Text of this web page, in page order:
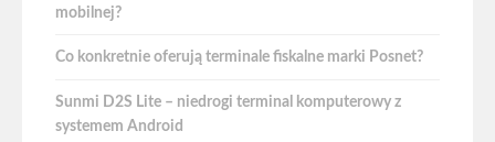
mobilnej?
Co konkretnie oferują terminale fiskalne marki Posnet?
Sunmi D2S Lite – niedrogi terminal komputerowy z
systemem Android